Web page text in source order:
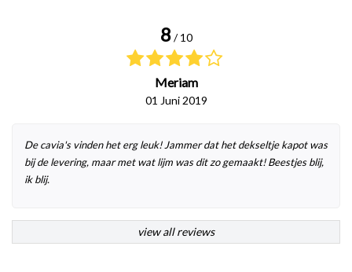
8 / 10
Meriam
01 Juni 2019
De cavia's vinden het erg leuk! Jammer dat het dekseltje kapot was
bij de levering, maar met wat lijm was dit zo gemaakt! Beestjes blij,
ik blij.
view all reviews